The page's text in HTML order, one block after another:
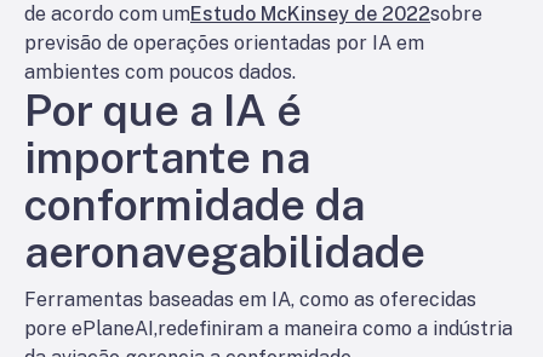
de acordo com umEstudo McKinsey de 2022sobre
previsão de operações orientadas por IA em
ambientes com poucos dados.
Por que a IA é
importante na
conformidade da
aeronavegabilidade
Ferramentas baseadas em IA, como as oferecidas
pore ePlaneAI,redefiniram a maneira como a indústria